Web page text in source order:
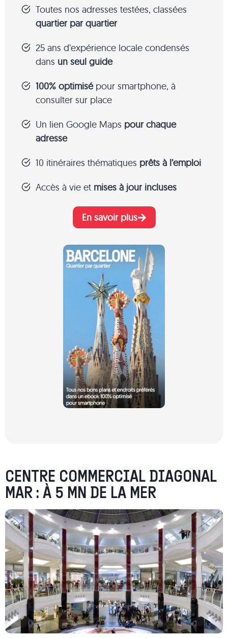
Toutes nos adresses testées, classées
quartier par quartier
25 ans d’expérience locale condensés
dans un seul guide
100% optimisépour smartphone, à
consulter sur place
Un lien Google Maps pour chaque
adresse
10 itinéraires thématiques prêts à l’emploi
Accès à vie et mises à jour incluses
En savoir plus
CENTRE COMMERCIAL DIAGONAL
MAR : À 5 MN DE LA MER